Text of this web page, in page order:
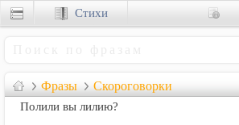
Фразы Скороговорки
Полили вы лилию?
Стихи